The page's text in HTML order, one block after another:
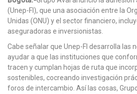
(Unep-FI), que una asociación entre la
Unidas (ONU) y el sector financiero,
aseguradoras e inversionistas.
Cabe señalar que Unep-FI desarrolla las
ayudar a que las instituciones que
tracen y cumplan hojas de ruta que
sostenibles, cocreando investigación
foros de intercambio. Así las cosas,